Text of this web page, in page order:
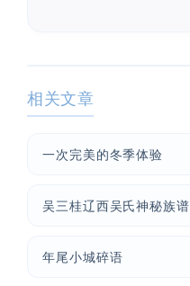
相关文章
一次完美的冬季体验
吴三桂辽西吴氏神秘族谱
年尾小城碎语